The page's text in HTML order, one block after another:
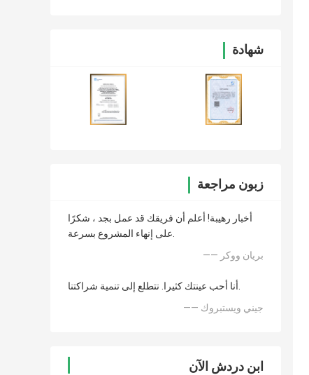
شهادة
زبون مراجعة
أخبار رهيبة! أعلم أن فريقك قد عمل بجد ، شكرًا
على إنهاء المشروع بسرعة.
—— بريان ووكر
أنا أحب عينتك كثيرا. نتطلع إلى تنمية شراكتنا.
—— جيني ويستبروك
ابن دردش الآن